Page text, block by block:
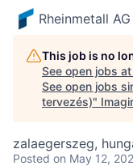
Rheinmetall AG
This job is no
See open jobs at
See open jobs
tervezés)"
zalaegerszeg,
Posted on May 12,